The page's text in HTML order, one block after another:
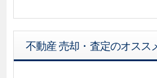
不動産 売却・査定のオスス